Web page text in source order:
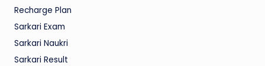
Recharge Plan
Sarkari Exam
Sarkari Naukri
Sarkari Result